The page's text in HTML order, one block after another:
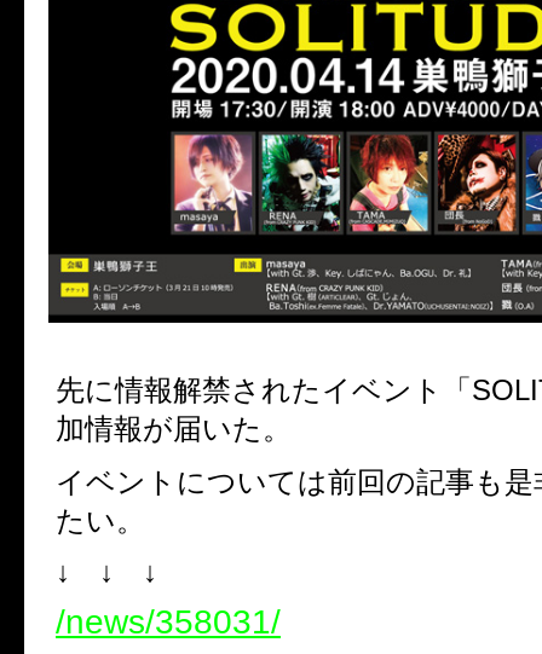
先に情報解禁されたイベント「
加情報が届いた。
イベントについては前回の記事も
たい。
↓ ↓ ↓
/news/358031/